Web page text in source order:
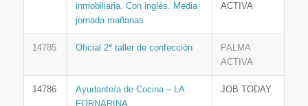
inmobiliaria. Con inglés. Media
jornada mañanas
ACTIVA
14785 Oficial 2ª taller de confección
PALMA
ACTIVA
14786
Ayudante/a de Cocina – LA
FORNARINA
JOB TODAY